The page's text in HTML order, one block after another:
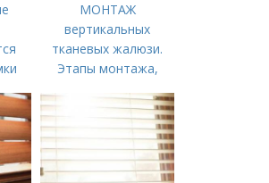
МОНТАЖ
вертикальных
тканевых жалюзи.
Этапы монтажа,